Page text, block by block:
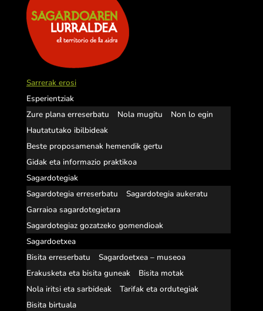
Sarrerak erosi
Esperientziak
Zure plana erreserbatu
Nola mugitu
Non lo egin
Hautatutako ibilbideak
Beste proposamenak hemendik gertu
Gidak eta informazio praktikoa
Sagardotegiak
Sagardotegia erreserbatu
Sagardotegia aukeratu
Garraioa sagardotegietara
Sagardotegiaz gozatzeko gomendioak
Sagardoetxea
Bisita erreserbatu
Sagardoetxea – museoa
Erakusketa eta bisita guneak
Bisita motak
Nola iritsi eta sarbideak
Tarifak eta ordutegiak
Bisita birtuala